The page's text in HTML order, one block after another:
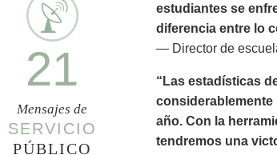
21
Mensajes de
SERVICIO
PÚBLICO
estudiantes se
diferencia entre lo
— Director de
“Las estadísticas
considerablemente
año. Con la
tendremos una